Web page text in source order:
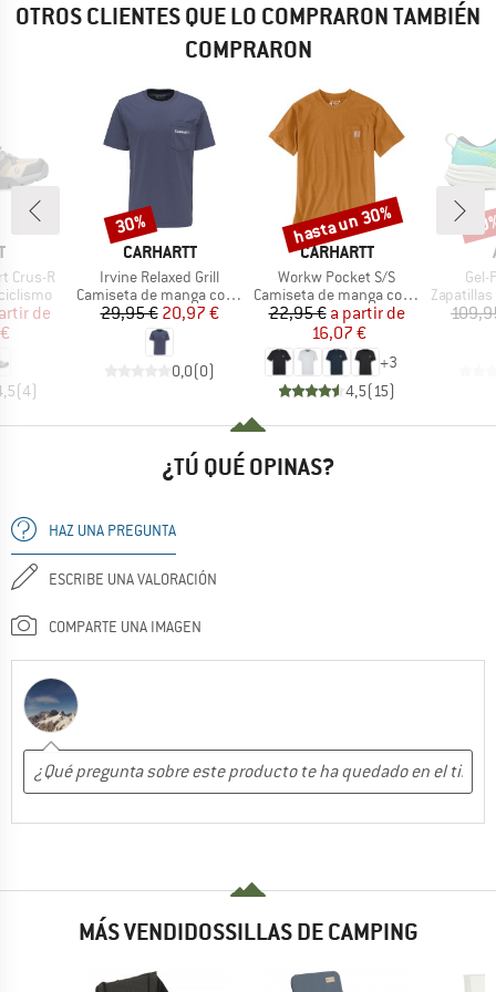
OTROS CLIENTES QUE LO COMPRARON TAMBIÉN
COMPRARON
Crus-R
reducido
de
(4)
MARCA
CARHARTT
Artículo
Irvine Relaxed Grill
Product group
Camiseta de manga corta
Precio
29,95 €Precio reducido
20,97 €
0,0(0)
Descuento
30%
MARCA
CARHARTT
Artículo
Workw Pocket S/S
Product group
Camiseta de manga corta
Precio
22,95 € Precio reducido
a partir de
16,07 €
+3
4,5(15)
Descuento
hasta un 30%
Gel-
Product
¿TÚ QUÉ OPINAS?
HAZ UNA PREGUNTA
ESCRIBE UNA VALORACIÓN
COMPARTE UNA IMAGEN
MÁS VENDIDOSSILLAS DE CAMPING